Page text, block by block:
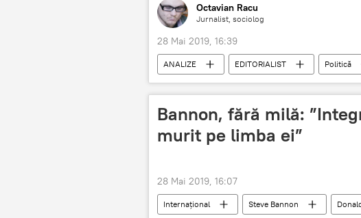
Octavian Racu
Jurnalist, sociolog
28 Mai 2019, 16:39
ANALIZE EDITORIALIST Politică
Rezultate exit poll: alegeri europarlamentare 2019 în
Bannon, fără milă:
murit pe limba ei”
28 Mai 2019, 16:07
Internaţional Steve Bannon